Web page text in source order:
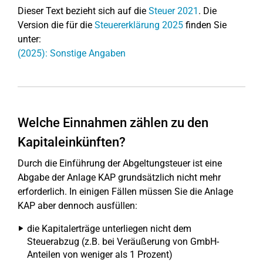
Dieser Text bezieht sich auf die Steuer 2021 . Die
Version die für die Steuererklärung 2025 finden Sie
unter:
(2025): Sonstige Angaben
Welche Einnahmen zählen zu den
Kapitaleinkünften?
Durch die Einführung der Abgeltungsteuer ist eine
Abgabe der Anlage KAP grundsätzlich nicht mehr
erforderlich. In einigen Fällen müssen Sie die Anlage
KAP aber dennoch ausfüllen:
die Kapitalerträge unterliegen nicht dem
Steuerabzug (z.B. bei Veräußerung von GmbH-
Anteilen von weniger als 1 Prozent)